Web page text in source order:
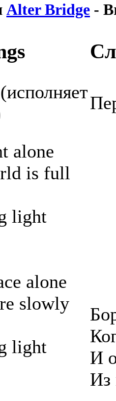
Alter Bridge -
alone
is full
light
alone
slowly
light
И
Из